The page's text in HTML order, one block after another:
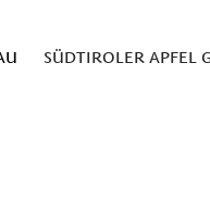
SÜDTIROLER APFEL